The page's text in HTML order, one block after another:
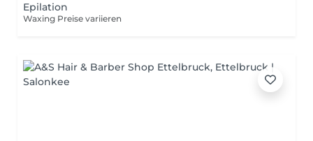
Epilation
Waxing Preise variieren